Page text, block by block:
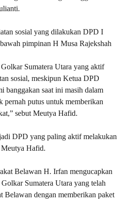
sosial yang dilakukan DPD I
pimpinan H Musa Rajekshah
Sumatera Utara yang aktif
sosial, meskipun Ketua DPD
banggakan saat ini masih dalam
pernah putus untuk memberikan
sebut Meutya Hafid.
DPD yang paling aktif melakukan
Meutya Hafid.
Belawan H. Irfan mengucapkan
Sumatera Utara yang telah
Belawan dengan memberikan paket